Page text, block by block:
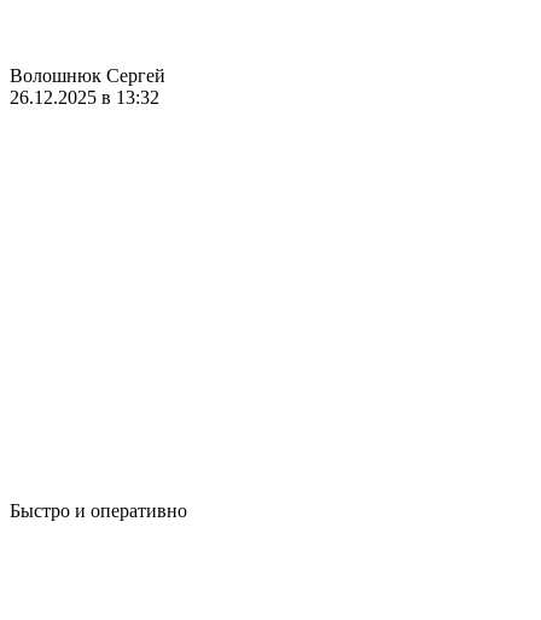
Волошнюк Сергей
26.12.2025 в 13:32
Быстро и оперативно